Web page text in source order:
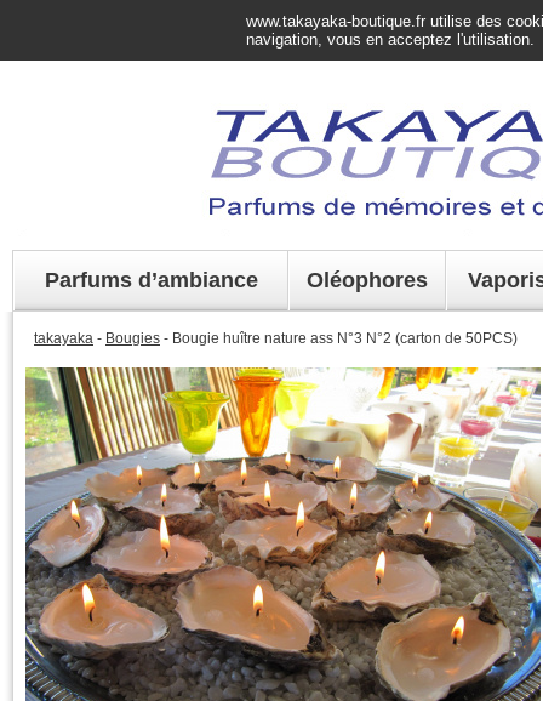
www.takayaka-boutique.fr utilise des
navigation, vous en acceptez l'utilisation.
Parfums d’ambiance Oléophores
takayaka - Bougies - Bougie huître nature ass N°3 N°2 (carton de 50PCS)